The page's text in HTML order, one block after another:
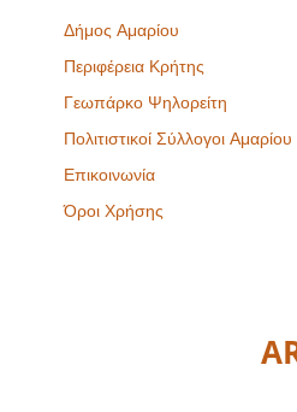
Δήμος Αμαρίου
Περιφέρεια Κρήτης
Γεωπάρκο Ψηλορείτη
Πολιτιστικοί Σύλλογοι Αμαρίου
Επικοινωνία
Όροι Χρήσης